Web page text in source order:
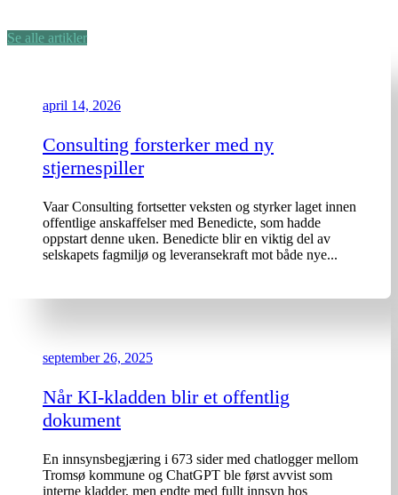
Se alle artikler
april 14, 2026
Consulting forsterker med ny
stjernespiller
Vaar Consulting fortsetter veksten og styrker laget innen
offentlige anskaffelser med Benedicte, som hadde
oppstart denne uken. Benedicte blir en viktig del av
selskapets fagmiljø og leveransekraft mot både nye...
september 26, 2025
Når KI-kladden blir et offentlig
dokument
En innsynsbegjæring i 673 sider med chatlogger mellom
Tromsø kommune og ChatGPT ble først avvist som
interne kladder, men endte med fullt innsyn hos